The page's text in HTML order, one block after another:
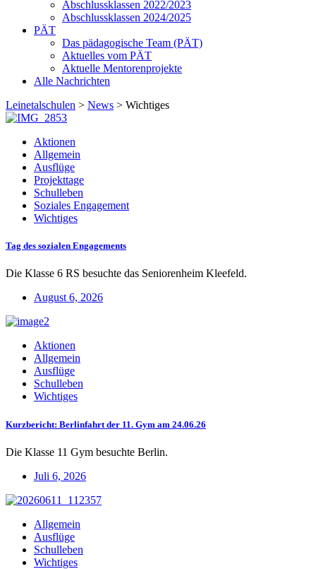
Abschlussklassen 2022/2023
Abschlussklassen 2024/2025
PÄT
Das pädagogische Team (PÄT)
Aktuelles vom PÄT
Aktuelle Mentorenprojekte
Alle Nachrichten
Leinetalschulen > News > Wichtiges
Aktionen
Allgemein
Ausflüge
Projekttage
Schulleben
Soziales Engagement
Wichtiges
Tag des sozialen Engagements
Die Klasse 6 RS besuchte das Seniorenheim Kleefeld.
August 6, 2026
Aktionen
Allgemein
Ausflüge
Schulleben
Wichtiges
Kurzbericht: Berlinfahrt der 11. Gym am 24.06.26
Die Klasse 11 Gym besuchte Berlin.
Juli 6, 2026
Allgemein
Ausflüge
Schulleben
Wichtiges